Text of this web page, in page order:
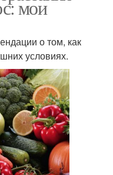
мои
о том, как
условиях.